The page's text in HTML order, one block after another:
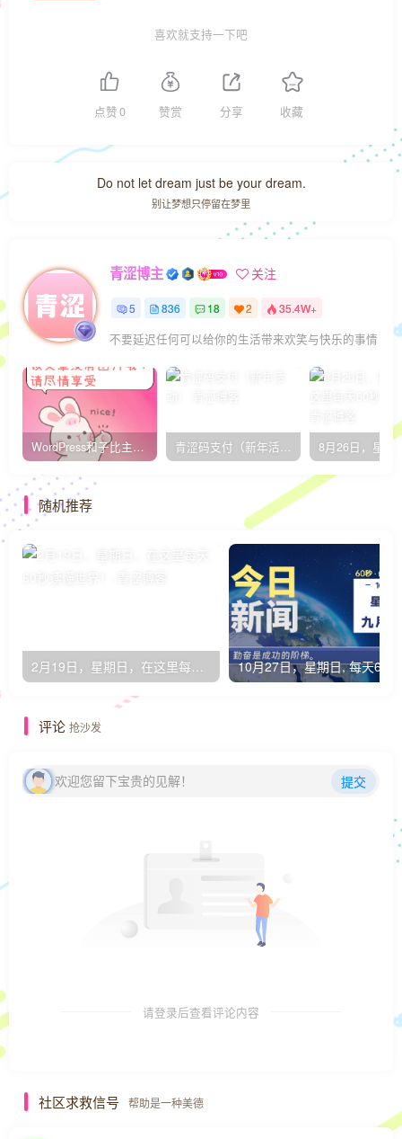
喜欢就支持一下吧
点赞0 赞赏 分享 收藏
Do not let dream just be your dream.
别让梦想只停留在梦里
青涩博主 关注
5 836 18 2 35.4W+
不要延迟任何可以给你的生活带来欢笑与快乐的事情
WordPress和子比主题模板&网站美化方法教程-已更新到:23-01-8 青涩码支付（新年活动）
随机推荐
评论 抢沙发
欢迎您留下宝贵的见解！ 提交
请登录后查看评论内容
社区求救信号 帮助是一种美德